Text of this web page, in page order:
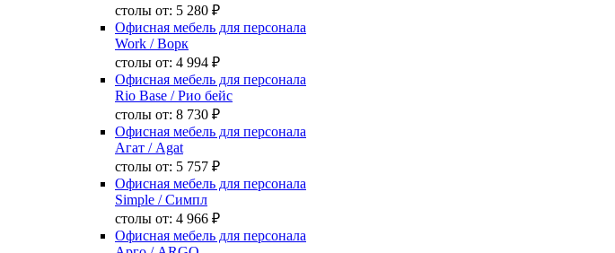
столы от: 5 280 ₽
Офисная мебель для персонала
Work / Ворк
столы от: 4 994 ₽
Офисная мебель для персонала
Rio Base / Рио бейс
столы от: 8 730 ₽
Офисная мебель для персонала
Агат / Agat
столы от: 5 757 ₽
Офисная мебель для персонала
Simple / Симпл
столы от: 4 966 ₽
Офисная мебель для персонала